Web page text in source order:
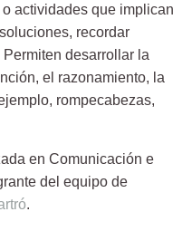
actividades que implican
recordar
desarrollar la
el razonamiento, la
rompecabezas,
en Comunicación e
del equipo de
.